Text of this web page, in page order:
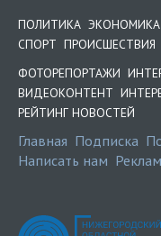
ПОЛИТИКА ЭКОНОМИКА
СПОРТ ПРОИСШЕСТВИЯ
ФОТОРЕПОРТАЖИ
ВИДЕОКОНТЕНТ
РЕЙТИНГ НОВОСТЕЙ
Главная Подписка
Написать нам